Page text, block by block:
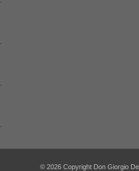
© 2026 Copyright Don Giorgio